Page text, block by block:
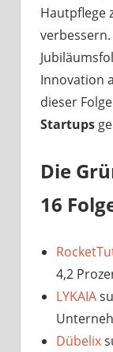
Hautpflege
Innovation
dieser Folge
Startups
Die
16
4,2
LYKAIA
Dübelix